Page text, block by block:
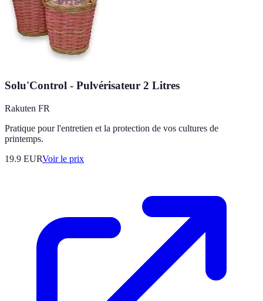
Solu'Control - Pulvérisateur 2 Litres
Rakuten FR
Pratique pour l'entretien et la protection de vos cultures de
printemps.
19.9 EURVoir le prix